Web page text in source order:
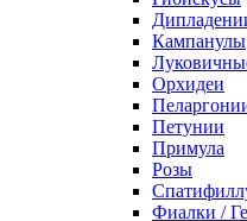
Кампанулы
Орхидеи
Петунии
Примула
Розы
Фиалки /